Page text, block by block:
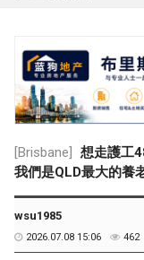
[Brisbane]
想走護工
我們是QLD最大的養
wsu1985
2026.07.08 15:06 462